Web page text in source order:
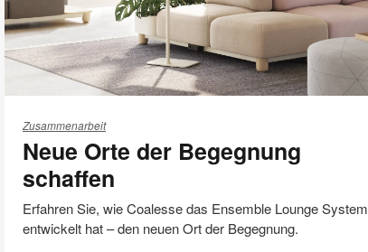
Orte
der
Begegnung
schaffen
Zusammenarbeit
Neue Orte der Begegnung
schaffen
Erfahren Sie, wie Coalesse das Ensemble Lounge System
entwickelt hat – den neuen Ort der Begegnung.